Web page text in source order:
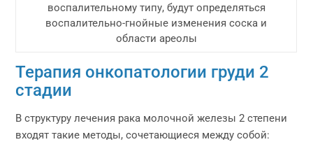
воспалительному типу, будут определяться
воспалительно-гнойные изменения соска и
области ареолы
Терапия онкопатологии груди 2
стадии
В структуру лечения рака молочной железы 2 степени
входят такие методы, сочетающиеся между собой: